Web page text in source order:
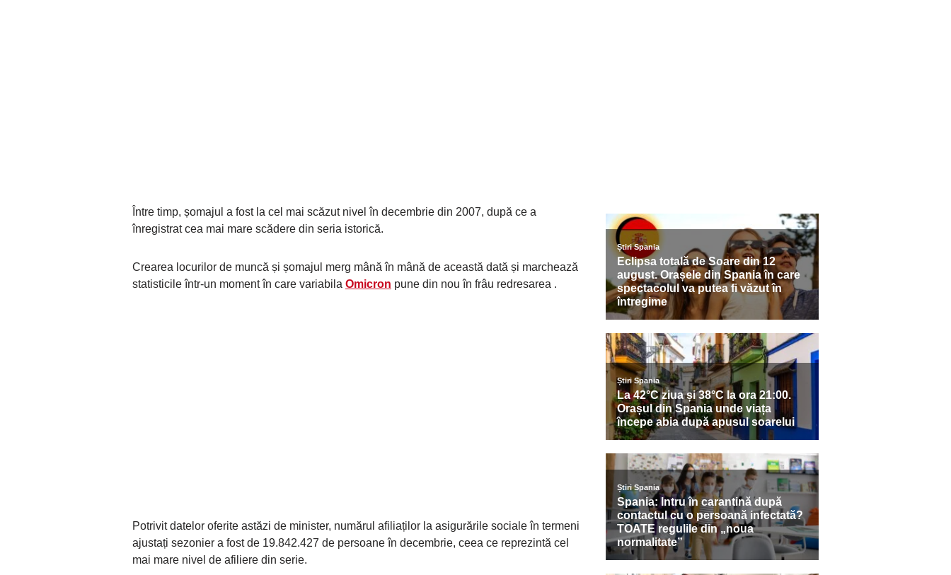
Între timp, șomajul a fost la cel mai scăzut nivel în decembrie din 2007, după ce a
înregistrat cea mai mare scădere din seria istorică.
Crearea locurilor de muncă și șomajul merg mână în mână de această dată și marchează
statisticile într-un moment în care variabila Omicron pune din nou în frâu redresarea .
Potrivit datelor oferite astăzi de minister, numărul afiliaților la asigurările sociale în termeni
ajustați sezonier a fost de 19.842.427 de persoane în decembrie, ceea ce reprezintă cel
mai mare nivel de afiliere din serie.